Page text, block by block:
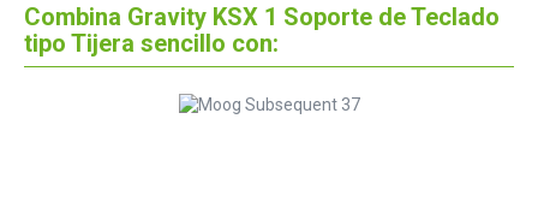
Combina Gravity KSX 1 Soporte de Teclado
tipo Tijera sencillo con: